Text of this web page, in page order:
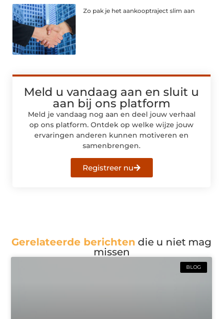
Zo pak je het aankooptraject slim aan
Meld u vandaag aan en sluit u
aan bij ons platform
Meld je vandaag nog aan en deel jouw verhaal
op ons platform. Ontdek op welke wijze jouw
ervaringen anderen kunnen motiveren en
samenbrengen.
Registreer nu
Gerelateerde berichten die u niet mag
missen
BLOG